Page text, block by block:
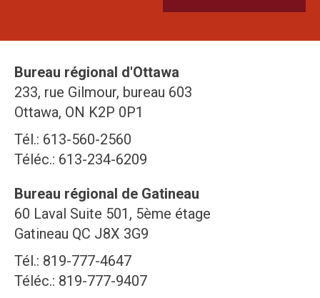
Bureau régional d'Ottawa
233, rue Gilmour, bureau 603
Ottawa, ON K2P 0P1
Tél.: 613-560-2560
Téléc.: 613-234-6209
Bureau régional de Gatineau
60 Laval Suite 501, 5ème étage
Gatineau QC J8X 3G9
Tél.: 819-777-4647
Téléc.: 819-777-9407